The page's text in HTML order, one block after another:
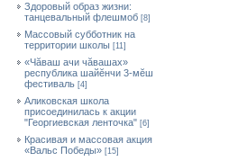
Здоровый образ жизни:
танцевальный флешмоб [8]
Массовый субботник на
территории школы [11]
«Чăваш ачи чăвашах»
республика шайĕнчи 3-мĕш
фестиваль [4]
Аликовская школа
присоединилась к акции
"Георгиевская ленточка" [6]
Красивая и массовая акция
«Вальс Победы» [15]